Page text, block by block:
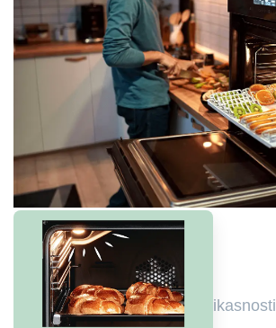
Plinski gorionik visoke efikasnosti